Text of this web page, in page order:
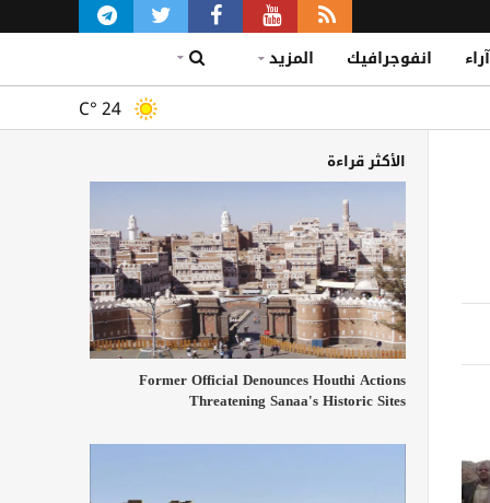
آراء انفوجرافيك المزيد
C° 24
الأكثر قراءة
Former Official Denounces Houthi Actions
Threatening Sanaa's Historic Sites